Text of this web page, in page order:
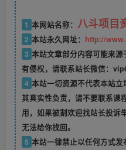
1 本网站名称： 八斗项目
2 本站永久网址： http://
3 本站文章部分内容可能来
有侵权，请联系站长微信：
4 本站一切资源不代表本站
其真实性负责，请不要联系课
用，如果被割欢迎找站长投诉
无法给你找回。
5 本站一律禁止以任何方式